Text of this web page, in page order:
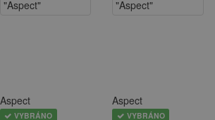
Aspect
VYBRÁNO
Aspect
VYBRÁNO